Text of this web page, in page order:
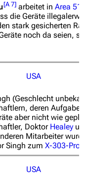
[A 7] arbeitet in Area 51
die Geräte
stark gesicherten
noch da seien,
USA
(Geschlecht
deren Aufgabe
aber nicht wie
Doktor Healey
Mitarbeiter
Singh zum X-303-
USA